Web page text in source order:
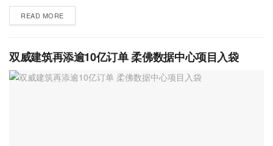
READ MORE
双威建筑再添逾10亿订单 柔佛数据中心项目入袋